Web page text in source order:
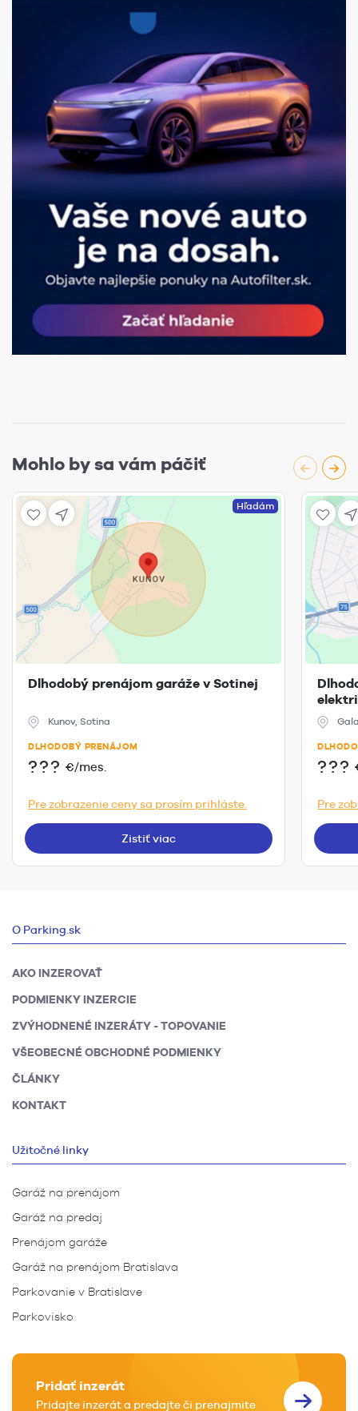
Mohlo by sa vám páčiť
Hľadám
Dlhodobý prenájom garáže v Sotinej
Kunov, Sotina
DLHODOBÝ PRENÁJOM
??? €/mes.
Pre zobrazenie ceny sa prosím prihláste.
Zistiť viac
???
Pre
O Parking.sk
AKO INZEROVAŤ
PODMIENKY INZERCIE
ZVÝHODNENÉ INZERÁTY - TOPOVANIE
VŠEOBECNÉ OBCHODNÉ PODMIENKY
ČLÁNKY
KONTAKT
Užitočné linky
Garáž na prenájom
Garáž na predaj
Prenájom garáže
Garáž na prenájom Bratislava
Parkovanie v Bratislave
Parkovisko
Pridať inzerát
Pridajte inzerát a predajte či prenajmite